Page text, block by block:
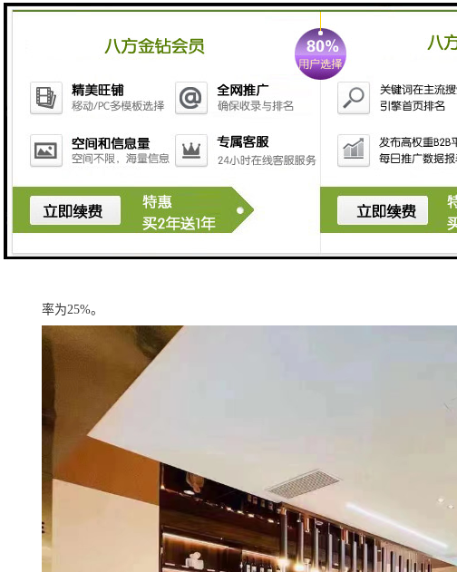
田面：公交站：162米3路、4路、101路、103路、202路、203路、204路、
m191路、m224路、m414路、n3路、n4路、高峰专线29号
汉国中心简介
汉国中心建于深圳市福田区福明路，深南大道与华富路交叉口的西南角
城。
汉国中心包括单一幢综合使用的塔楼与6层裙楼，内有商务公寓、办公零售
汉国中心总占地面积7844.9m2，为1栋高329.4米的建筑，包括80层塔楼
业，建筑面积17293.6m2；塔楼7-19层为办公场所，建筑面积18828m2；
健康俱乐部和空中大堂；80层为行政酒廊；本项目有5个避难层，分别为
率为25%。